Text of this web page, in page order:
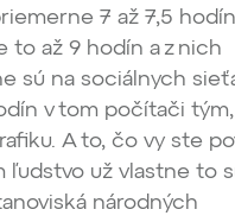
7 až 7,5 hodín
to až 9 hodín a z nich
sú na sociálnych
v tom počítači
A to, čo vy ste
ľudstvo už vlastne to
národných